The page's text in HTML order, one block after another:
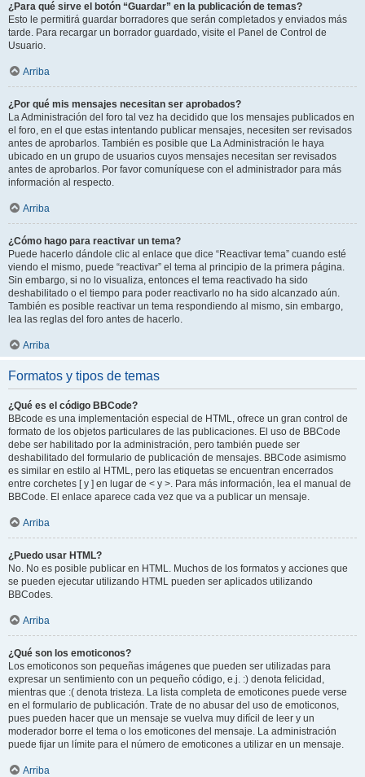
¿Para qué sirve el botón “Guardar” en la publicación de temas?
Esto le permitirá guardar borradores que serán completados y enviados más
tarde. Para recargar un borrador guardado, visite el Panel de Control de
Usuario.
Arriba
¿Por qué mis mensajes necesitan ser aprobados?
La Administración del foro tal vez ha decidido que los mensajes publicados en
el foro, en el que estas intentando publicar mensajes, necesiten ser revisados
antes de aprobarlos. También es posible que La Administración le haya
ubicado en un grupo de usuarios cuyos mensajes necesitan ser revisados
antes de aprobarlos. Por favor comuníquese con el administrador para más
información al respecto.
Arriba
¿Cómo hago para reactivar un tema?
Puede hacerlo dándole clic al enlace que dice “Reactivar tema” cuando esté
viendo el mismo, puede “reactivar” el tema al principio de la primera página.
Sin embargo, si no lo visualiza, entonces el tema reactivado ha sido
deshabilitado o el tiempo para poder reactivarlo no ha sido alcanzado aún.
También es posible reactivar un tema respondiendo al mismo, sin embargo,
lea las reglas del foro antes de hacerlo.
Arriba
Formatos y tipos de temas
¿Qué es el código BBCode?
BBcode es una implementación especial de HTML, ofrece un gran control de
formato de los objetos particulares de las publicaciones. El uso de BBCode
debe ser habilitado por la administración, pero también puede ser
deshabilitado del formulario de publicación de mensajes. BBCode asimismo
es similar en estilo al HTML, pero las etiquetas se encuentran encerrados
entre corchetes [ y ] en lugar de < y >. Para más información, lea el manual de
BBCode. El enlace aparece cada vez que va a publicar un mensaje.
Arriba
¿Puedo usar HTML?
No. No es posible publicar en HTML. Muchos de los formatos y acciones que
se pueden ejecutar utilizando HTML pueden ser aplicados utilizando
BBCodes.
Arriba
¿Qué son los emoticonos?
Los emoticonos son pequeñas imágenes que pueden ser utilizadas para
expresar un sentimiento con un pequeño código, e.j. :) denota felicidad,
mientras que :( denota tristeza. La lista completa de emoticones puede verse
en el formulario de publicación. Trate de no abusar del uso de emoticonos,
pues pueden hacer que un mensaje se vuelva muy difícil de leer y un
moderador borre el tema o los emoticones del mensaje. La administración
puede fijar un límite para el número de emoticones a utilizar en un mensaje.
Arriba